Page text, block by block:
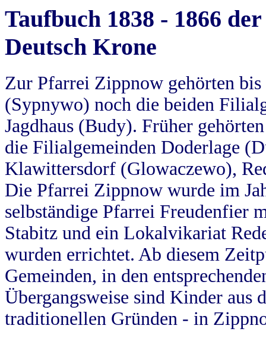
Taufbuch 1838 - 1866
Deutsch Krone
Zur Pfarrei Zippnow gehörten
(Sypnywo) noch die beiden
Jagdhaus (Budy). Früher
die Filialgemeinden Doderlage
Klawittersdorf (Glowaczewo),
Die Pfarrei Zippnow wurde im
selbständige Pfarrei Freudenfier
Stabitz und ein Lokalvikariat
wurden errichtet. Ab diesem
Gemeinden, in den
Übergangsweise sind Kinder aus
traditionellen Gründen - in